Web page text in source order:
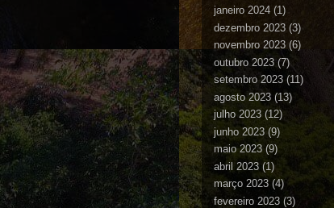
janeiro 2024 (1)
dezembro 2023 (3)
novembro 2023 (6)
outubro 2023 (7)
setembro 2023 (11)
agosto 2023 (13)
julho 2023 (12)
junho 2023 (9)
maio 2023 (9)
abril 2023 (1)
março 2023 (4)
fevereiro 2023 (3)